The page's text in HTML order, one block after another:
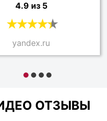
4.9 из 5
yandex.ru
ОТЗЫВЫ